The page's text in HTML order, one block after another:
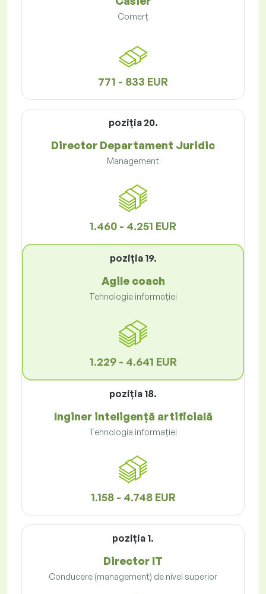
Comerț
771 - 833 EUR
poziţia 20.
Director Departament Juridic
Management
1.460 - 4.251 EUR
poziţia 19.
Agile coach
Tehnologia informației
1.229 - 4.641 EUR
poziţia 18.
Inginer inteligență artificială
Tehnologia informației
1.158 - 4.748 EUR
poziţia 1.
Director IT
Conducere (management) de nivel superior